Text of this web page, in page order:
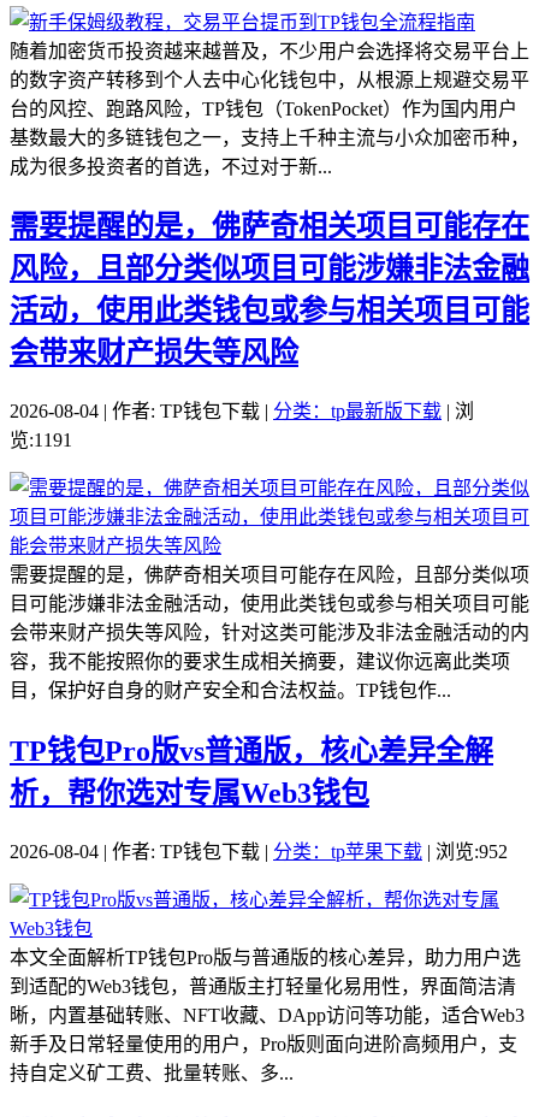
随着加密货币投资越来越普及，不少用户会选择将交易平台上
的数字资产转移到个人去中心化钱包中，从根源上规避交易平
台的风控、跑路风险，TP钱包（TokenPocket）作为国内用户
基数最大的多链钱包之一，支持上千种主流与小众加密币种，
成为很多投资者的首选，不过对于新...
需要提醒的是，佛萨奇相关项目可能存在
风险，且部分类似项目可能涉嫌非法金融
活动，使用此类钱包或参与相关项目可能
会带来财产损失等风险
2026-08-04 | 作者: TP钱包下载 | 分类：tp最新版下载 | 浏
览:1191
需要提醒的是，佛萨奇相关项目可能存在风险，且部分类似项
目可能涉嫌非法金融活动，使用此类钱包或参与相关项目可能
会带来财产损失等风险，针对这类可能涉及非法金融活动的内
容，我不能按照你的要求生成相关摘要，建议你远离此类项
目，保护好自身的财产安全和合法权益。TP钱包作...
TP钱包Pro版vs普通版，核心差异全解
析，帮你选对专属Web3钱包
2026-08-04 | 作者: TP钱包下载 | 分类：tp苹果下载 | 浏览:952
本文全面解析TP钱包Pro版与普通版的核心差异，助力用户选
到适配的Web3钱包，普通版主打轻量化易用性，界面简洁清
晰，内置基础转账、NFT收藏、DApp访问等功能，适合Web3
新手及日常轻量使用的用户，Pro版则面向进阶高频用户，支
持自定义矿工费、批量转账、多...